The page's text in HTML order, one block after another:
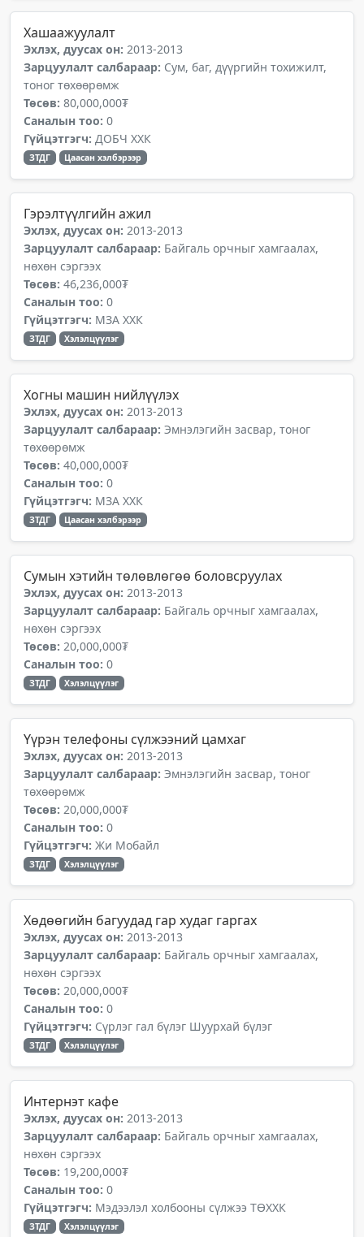
Хашаажуулалт
Эхлэх, дуусах он: 2013-2013
Зарцуулалт салбараар: Сум, баг, дүүргийн тохижилт,
тоног төхөөрөмж
Төсөв: 80,000,000₮
Саналын тоо: 0
Гүйцэтгэгч: ДОБЧ ХХК
ЗТДГ Цаасан хэлбэрээр
Гэрэлтүүлгийн ажил
Эхлэх, дуусах он: 2013-2013
Зарцуулалт салбараар: Байгаль орчныг хамгаалах,
нөхөн сэргээх
Төсөв: 46,236,000₮
Саналын тоо: 0
Гүйцэтгэгч: МЗА ХХК
ЗТДГ Хэлэлцүүлэг
Хогны машин нийлүүлэх
Эхлэх, дуусах он: 2013-2013
Зарцуулалт салбараар: Эмнэлэгийн засвар, тоног
төхөөрөмж
Төсөв: 40,000,000₮
Саналын тоо: 0
Гүйцэтгэгч: МЗА ХХК
ЗТДГ Цаасан хэлбэрээр
Сумын хэтийн төлөвлөгөө боловсруулах
Эхлэх, дуусах он: 2013-2013
Зарцуулалт салбараар: Байгаль орчныг хамгаалах,
нөхөн сэргээх
Төсөв: 20,000,000₮
Саналын тоо: 0
ЗТДГ Хэлэлцүүлэг
Үүрэн телефоны сүлжээний цамхаг
Эхлэх, дуусах он: 2013-2013
Зарцуулалт салбараар: Эмнэлэгийн засвар, тоног
төхөөрөмж
Төсөв: 20,000,000₮
Саналын тоо: 0
Гүйцэтгэгч: Жи Мобайл
ЗТДГ Хэлэлцүүлэг
Хөдөөгийн багуудад гар худаг гаргах
Эхлэх, дуусах он: 2013-2013
Зарцуулалт салбараар: Байгаль орчныг хамгаалах,
нөхөн сэргээх
Төсөв: 20,000,000₮
Саналын тоо: 0
Гүйцэтгэгч: Сүрлэг гал бүлэг Шуурхай бүлэг
ЗТДГ Хэлэлцүүлэг
Интернэт кафе
Эхлэх, дуусах он: 2013-2013
Зарцуулалт салбараар: Байгаль орчныг хамгаалах,
нөхөн сэргээх
Төсөв: 19,200,000₮
Саналын тоо: 0
Гүйцэтгэгч: Мэдээлэл холбооны сүлжээ ТӨХХК
ЗТДГ Хэлэлцүүлэг